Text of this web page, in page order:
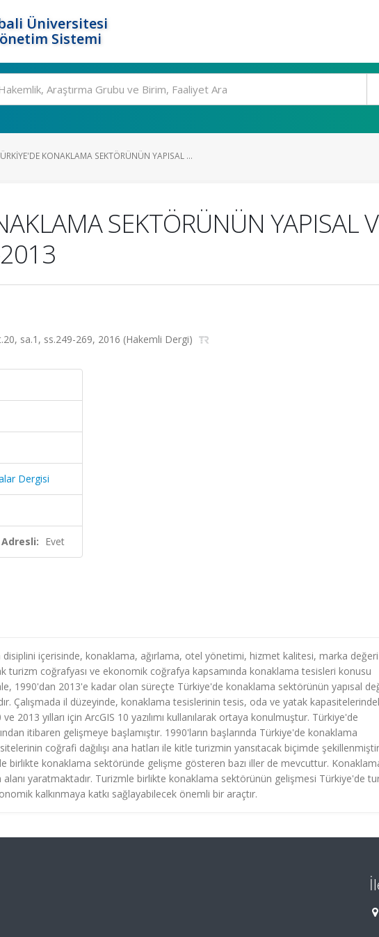
Üniversitesi
Sistemi
KONAKLAMA SEKTÖRÜNÜN YAPISAL ...
SEKTÖRÜNÜN YAPISAL
sa.1, ss.249-269, 2016 (Hakemli Dergi)
Dergisi
Evet
içerisinde, konaklama, ağırlama, otel yönetimi, hizmet kalitesi, marka
turizm coğrafyası ve ekonomik coğrafya kapsamında konaklama tesisleri konusu
1990'dan 2013'e kadar olan süreçte Türkiye'de konaklama sektörünün yapısal
Çalışmada il düzeyinde, konaklama tesislerinin tesis, oda ve yatak
2013 yılları için ArcGIS 10 yazılımı kullanılarak ortaya konulmuştur. Türkiye'de
itibaren gelişmeye başlamıştır. 1990'ların başlarında Türkiye'de konaklama
coğrafi dağılışı ana hatları ile kitle turizmin yansıtacak biçimde
birlikte konaklama sektöründe gelişme gösteren bazı iller de mevcuttur.
yaratmaktadır. Turizmle birlikte konaklama sektörünün gelişmesi Türkiye'de
kalkınmaya katkı sağlayabilecek önemli bir araçtır.